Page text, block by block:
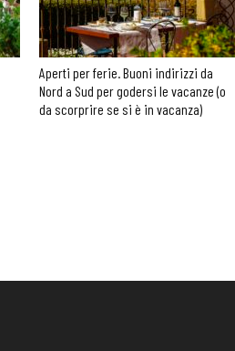
Aperti per ferie. Buoni indirizzi da
Nord a Sud per godersi le vacanze (o
da scorprire se si è in vacanza)